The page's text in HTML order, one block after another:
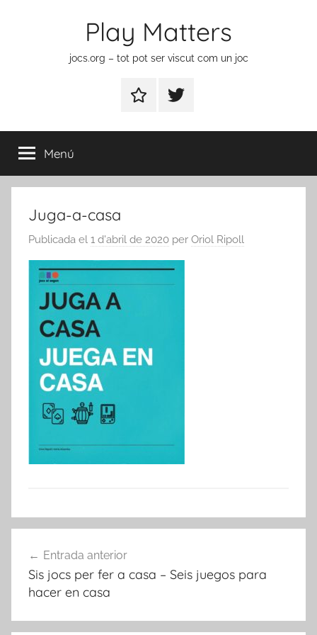
Play Matters
jocs.org – tot pot ser viscut com un joc
ContactarElement
menú
Menú
Juga-a-casa
Publicada el 1 d'abril de 2020 per Oriol Ripoll
d'entrades
Entrada anterior
Sis jocs per fer a casa – Seis juegos para
hacer en casa